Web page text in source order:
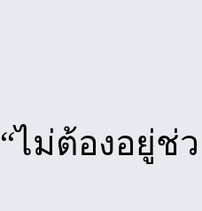
“ไม่ต้องอยู่ช่